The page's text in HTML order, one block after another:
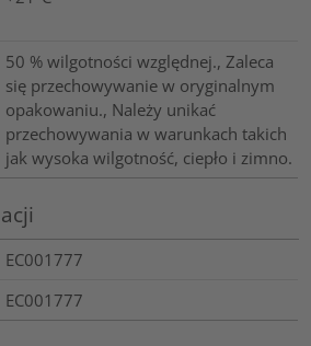
50 % wilgotności względnej., Zaleca
się przechowywanie w oryginalnym
opakowaniu., Należy unikać
przechowywania w warunkach takich
jak wysoka wilgotność, ciepło i zimno.
EC001777
EC001777